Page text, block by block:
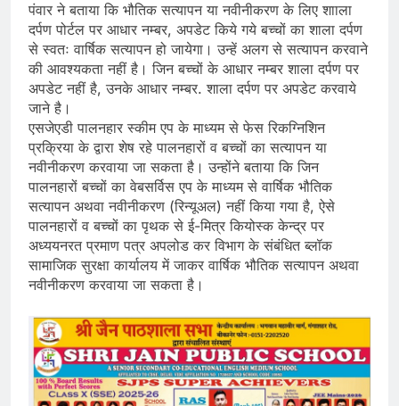
पंवार ने बताया कि भौतिक सत्यापन या नवीनीकरण के लिए शााला
दर्पण पोर्टल पर आधार नम्बर, अपडेट किये गये बच्चों का शाला दर्पण
से स्वतः वार्षिक सत्यापन हो जायेगा। उन्हें अलग से सत्यापन करवाने
की आवश्यकता नहीं है। जिन बच्चों के आधार नम्बर शाला दर्पण पर
अपडेट नहीं है, उनके आधार नम्बर. शाला दर्पण पर अपडेट करवाये
जाने है।
एसजेएडी पालनहार स्कीम एप के माध्यम से फेस रिकग्निशिन
प्रक्रिया के द्वारा शेष रहे पालनहारों व बच्चों का सत्यापन या
नवीनीकरण करवाया जा सकता है। उन्होंने बताया कि जिन
पालनहारों बच्चों का वेबसर्विस एप के माध्यम से वार्षिक भौतिक
सत्यापन अथवा नवीनीकरण (रिन्यूअल) नहीं किया गया है, ऐसे
पालनहारों व बच्चों का पृथक से ई-मित्र कियोस्क केन्द्र पर
अध्ययनरत प्रमाण पत्र अपलोड कर विभाग के संबंधित ब्लॉक
सामाजिक सुरक्षा कार्यालय में जाकर वार्षिक भौतिक सत्यापन अथवा
नवीनीकरण करवाया जा सकता है।